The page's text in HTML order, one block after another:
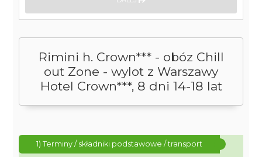
Rimini h. Crown*** - obóz Chill
out Zone - wylot z Warszawy
Hotel Crown***, 8 dni 14-18 lat
1) Terminy / składniki podstawowe / transport